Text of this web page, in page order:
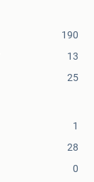
190
13
25
1
28
0